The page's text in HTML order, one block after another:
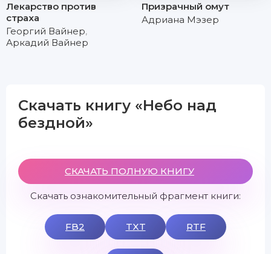
Лекарство против
страха
Георгий Вайнер,
Аркадий Вайнер
Призрачный омут
Адриана Мэзер
Скачать книгу «Небо над
бездной»
СКАЧАТЬ ПОЛНУЮ КНИГУ
Скачать ознакомительный фрагмент книги:
FB2 TXT RTF